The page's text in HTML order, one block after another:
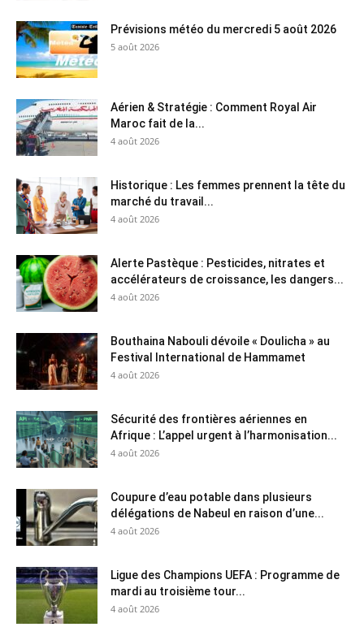
Prévisions météo du mercredi 5 août 2026
5 août 2026
Aérien & Stratégie : Comment Royal Air
Maroc fait de la...
4 août 2026
Historique : Les femmes prennent la tête du
marché du travail...
4 août 2026
Alerte Pastèque : Pesticides, nitrates et
accélérateurs de croissance, les dangers...
4 août 2026
Bouthaina Nabouli dévoile « Doulicha » au
Festival International de Hammamet
4 août 2026
Sécurité des frontières aériennes en
Afrique : L’appel urgent à l’harmonisation...
4 août 2026
Coupure d’eau potable dans plusieurs
délégations de Nabeul en raison d’une...
4 août 2026
Ligue des Champions UEFA : Programme de
mardi au troisième tour...
4 août 2026